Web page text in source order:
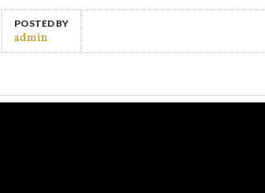
POSTED BY
admin